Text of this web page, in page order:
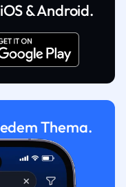
& Android.
Thema.